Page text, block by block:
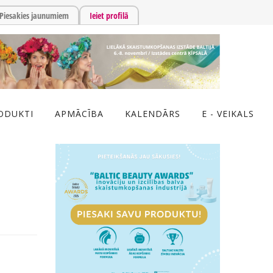
Piesakies jaunumiem Ieiet profilā
APMĀCĪBA KALENDĀRS E - VEIKALS